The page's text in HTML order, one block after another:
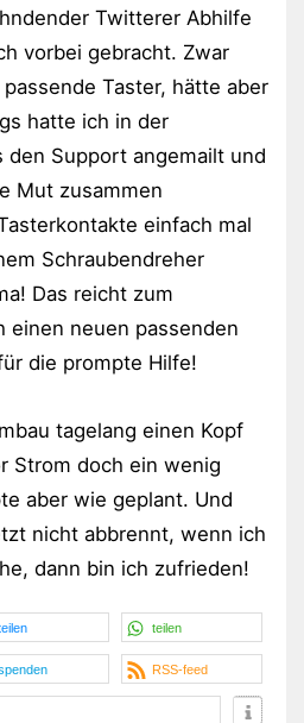
Twitterer Abhilfe
vorbei gebracht. Zwar
Taster, hätte aber
hatte ich in der
Support angemailt und
Mut zusammen
einfach mal
Schraubendreher
Das reicht zum
einen neuen passenden
die prompte Hilfe!
tagelang einen Kopf
Strom doch ein wenig
aber wie geplant. Und
nicht abbrennt, wenn ich
dann bin ich zufrieden!
teilen
RSS-feed